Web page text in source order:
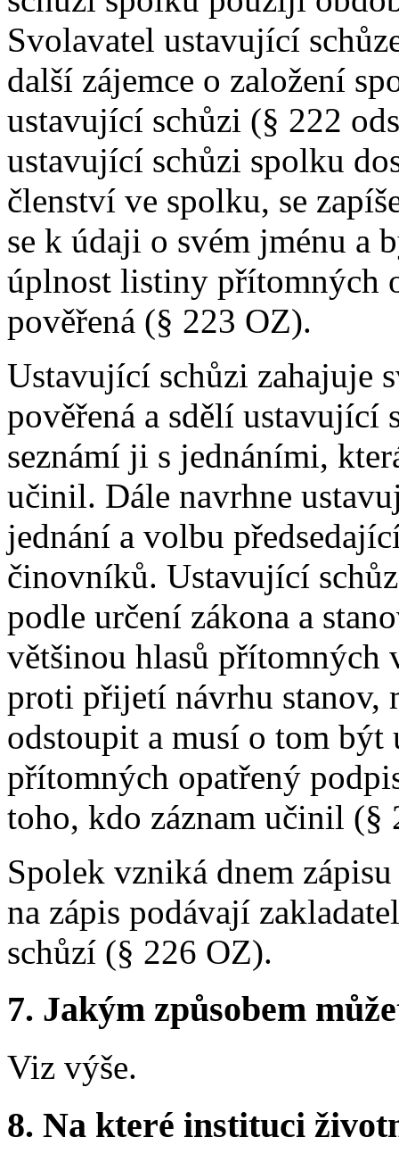
Svolavatel ustavující
další zájemce o založení
ustavující schůzi (§ 222
ustavující schůzi spolku
členství ve spolku, se
se k údaji o svém jménu a
úplnost listiny přítomných
pověřená (§ 223 OZ).
Ustavující schůzi zahajuje
pověřená a sdělí ustavující
seznámí ji s jednáními,
učinil. Dále navrhne
jednání a volbu
činovníků. Ustavující
podle určení zákona a
většinou hlasů přítomných
proti přijetí návrhu stanov,
odstoupit a musí o tom být
přítomných opatřený
toho, kdo záznam učinil (§
Spolek vzniká dnem
na zápis podávají
schůzí (§ 226 OZ).
7. Jakým způsobem
Viz výše.
8. Na které instituci